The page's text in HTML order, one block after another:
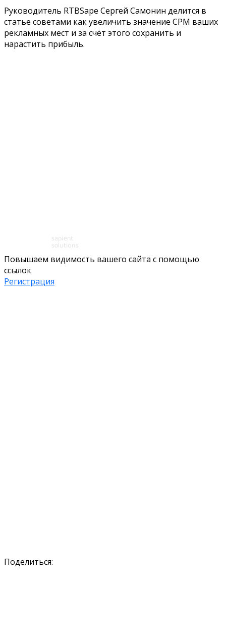
Руководитель RTBSape Сергей Самонин делится в
статье советами как увеличить значение CPM ваших
рекламных мест и за счёт этого сохранить и
нарастить прибыль.
Повышаем видимость вашего сайта с помощью
ссылок
Регистрация
Поделиться: